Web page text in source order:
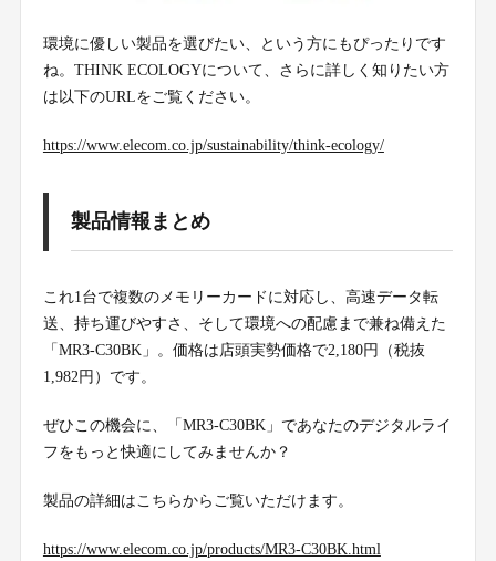
環境に優しい製品を選びたい、という方にもぴったりです
ね。THINK ECOLOGYについて、さらに詳しく知りたい方
は以下のURLをご覧ください。
https://www.elecom.co.jp/sustainability/think-ecology/
製品情報まとめ
これ1台で複数のメモリーカードに対応し、高速データ転
送、持ち運びやすさ、そして環境への配慮まで兼ね備えた
「MR3-C30BK」。価格は店頭実勢価格で2,180円（税抜
1,982円）です。
ぜひこの機会に、「MR3-C30BK」であなたのデジタルライ
フをもっと快適にしてみませんか？
製品の詳細はこちらからご覧いただけます。
https://www.elecom.co.jp/products/MR3-C30BK.html